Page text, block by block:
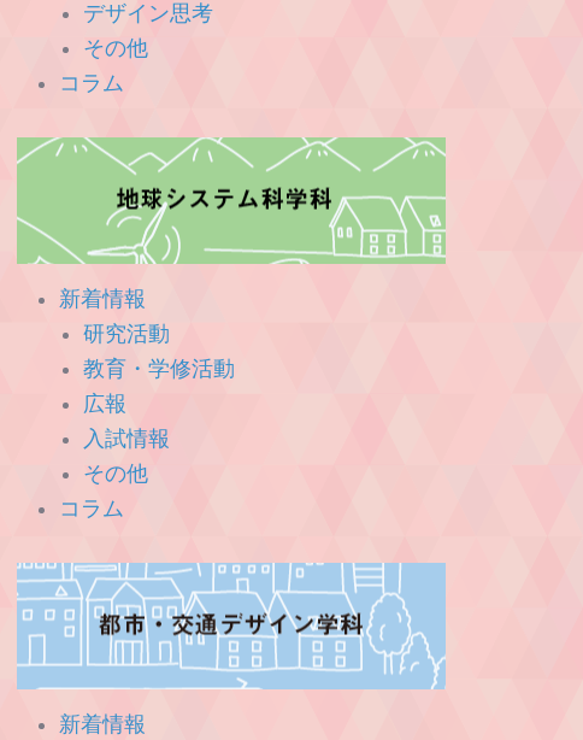
デザイン思考
その他
コラム
新着情報
研究活動
教育・学修活動
広報
入試情報
その他
コラム
新着情報